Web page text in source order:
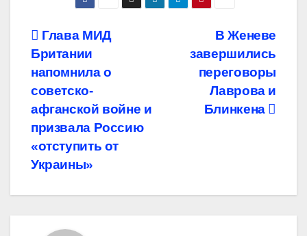
Навигация
по
записям
В Женеве
завершились
переговоры
Лаврова и
Блинкена
Глава МИД
Британии
напомнила о
советско-
афганской войне и
призвала Россию
«отступить от
Украины»